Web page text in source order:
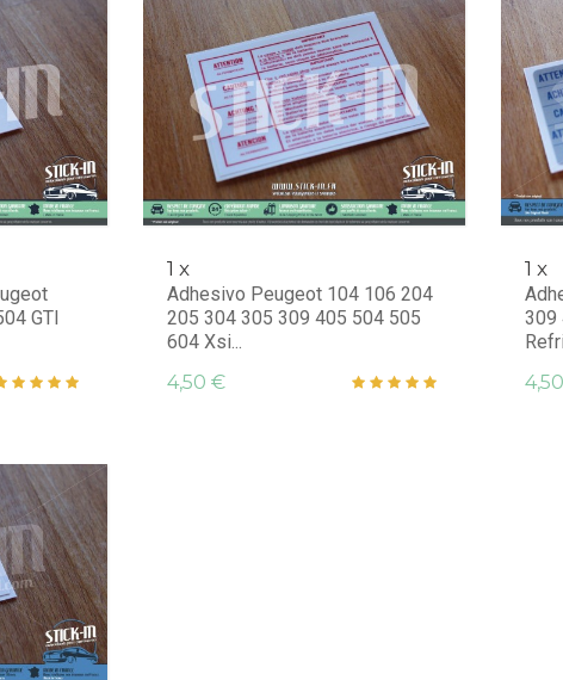
GTI
1 x
Adhesivo Peugeot 104 106 204
205 304 305 309 405 504 505
604 Xsi...
4,50 €
1 x
309